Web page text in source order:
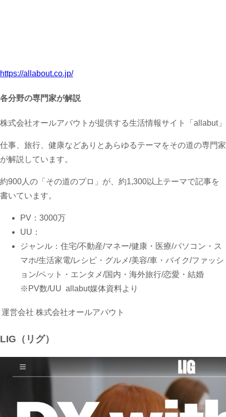
https://allabout.co.jp/
各分野の専門家が解説
株式会社オールアバウトが提供する生活情報サイト「allabut」
仕事、旅行、健康などありとあらゆるテーマをその道の専門家
が解説しています。
約900人の「その道のプロ」が、約1,300以上テーマで記事を
書いています。
PV：3000万
UU：
ジャンル：住宅/不動産/マネー/健康・医療/パソコン・ス
マホ/生活家電/レシピ・グルメ/美容/車・バイク/ファッシ
ョン/ペット・エンタメ/国内・海外旅行/恋愛・結婚
※PV数/UU allabut媒体資料より
運営会社 株式会社オールアバウト
LIG（リグ）